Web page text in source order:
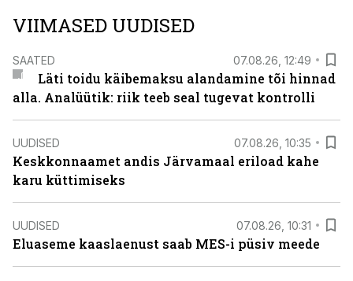
VIIMASED UUDISED
SAATED 07.08.26, 12:49
Läti toidu käibemaksu alandamine tõi hinnad
alla. Analüütik: riik teeb seal tugevat kontrolli
UUDISED 07.08.26, 10:35
Keskkonnaamet andis Järvamaal eriload kahe
karu küttimiseks
UUDISED 07.08.26, 10:31
Eluaseme kaaslaenust saab MES-i püsiv meede